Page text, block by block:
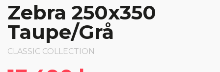
Zebra 250x350
Taupe/Grå
CLASSIC COLLECTION